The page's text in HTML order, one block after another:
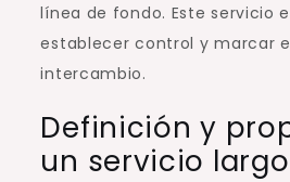
línea de fondo. Este servicio
establecer control y marcar
intercambio.
Definición y
un servicio largo